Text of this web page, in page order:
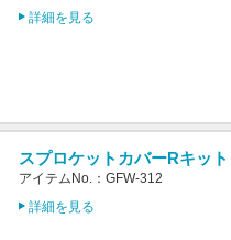
詳細を見る
スプロケットカバーRキット
アイテムNo.：GFW-312
詳細を見る